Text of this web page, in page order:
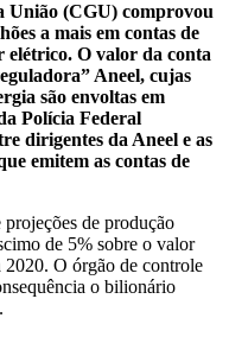
(CGU) comprovou
a mais em contas de
elétrico. O valor da conta
Aneel, cujas
são envoltas em
Polícia Federal
dirigentes da Aneel e as
emitem as contas de
de produção
de 5% sobre o valor
2020. O órgão de controle
o bilionário